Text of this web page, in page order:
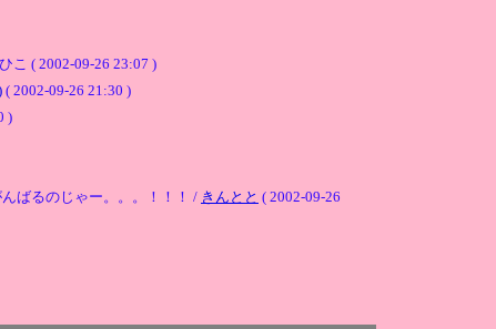
こ ( 2002-09-26 23:07 )
( 2002-09-26 21:30 )
)
ばるのじゃー。。。！！！ / きんとと ( 2002-09-26